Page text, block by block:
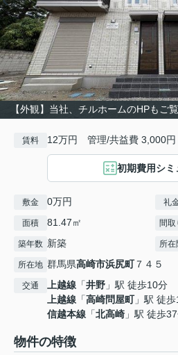
【外観】当社、チルホームのHPもご
賃料 12万円 管理/共益費 3,000円
初期費用シ
敷金 0万円 礼
面積 81.47㎡ 間取
築年数 新築 所在
所在地 群馬県高崎市浜尻町７４５
交通 上越線 「井野 」駅 徒歩10分
上越線 「高崎問屋町」駅 徒
信越本線 「北高崎 」駅 徒歩
物件の特徴